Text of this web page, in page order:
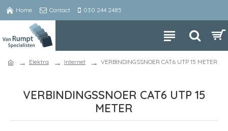
Home Contact 030 244 2485
Elektra Internet VERBINDINGSSNOER CAT6 UTP 15 METER
VERBINDINGSSNOER CAT6 UTP 15
METER